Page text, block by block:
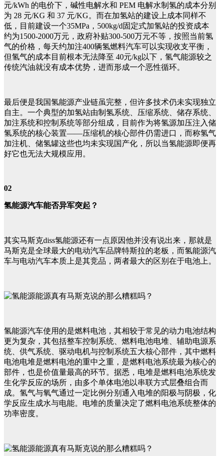
元/kWh 的电价下，碱性电解水和 PEM 电解水制氢的成本分别
为 28 元/KG 和 37 元/KG。而在加氢站的建设上成本同样不
低，目前建设一个35MPa，500kg/d固定式加氢站的投资成本
约为1500-2000万元，政府补贴300-500万元不等，按照当前氢
气的价格，每天约加注400辆氢燃料汽车可以实现收支平衡，
但氢气的成本目前根本无法降至 40元/kg以下，氢气能源较之
传统汽油就没有成本优势，进而形成一个恶性循环。
最后便是我国氢能源产业链虽完整，但许多技术仍未实现独立
自主。一个典型的加氢站由制氢系统、压缩系统、储存系统、
加注系统和控制系统等部分组成，目前作为将氢源加压注入储
氢系统的核心装置——压缩机的核心部件仍需进口，而称氢气
加注机、储氢罐这些也均未实现国产化，所以当氢能源即便再
好它也无法大规模应用。
02
氢能源汽车能否异军突起？
其实马斯克diss氢能源还有一点原因他并没有说出来，那就是
马斯克是全球最大的电动汽车品牌特斯拉的老板，而氢能源汽
车与电动汽车本质上是其竞品，两者最大的区别在于电池上。
氢能源汽车使用的是燃料电池，其相较于常见的动力电池结构
更为复杂，其包括整车控制系统、燃料电池电堆、辅助电源系
统、供气系统、驱动电机与控制系统五大核心部件，其中燃料
电池电堆是燃料电池的重中之重，是燃料电池系统最为核心的
部件，也是价值量最高的环节。据悉，电堆是燃料电池系统发
生化学反应的场所，由多个单体电池以串联方式层叠组合而
成。氢气与氧气通过一定比例分别通入电堆的阳极与阴极，化
学反应生成水与电能。电堆的质量决定了燃料电池系统整体的
功率密度。